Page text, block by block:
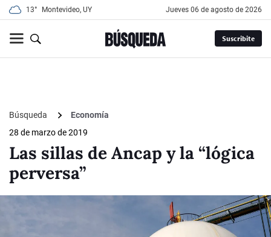
13° Montevideo, UY jueves 06 de agosto de 2026
Suscribite
Búsqueda
Economía
28 de marzo de 2019
Las sillas de Ancap y la “lógica
perversa”